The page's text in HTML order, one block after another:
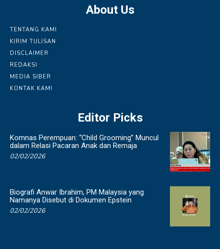
About Us
TENTANG KAMI
KIRIM TULISAN
DISCLAIMER
REDAKSI
MEDIA SIBER
KONTAK KAMI
Editor Picks
Komnas Perempuan: “Child Grooming” Muncul
dalam Relasi Pacaran Anak dan Remaja
02/02/2026
Biografi Anwar Ibrahim, PM Malaysia yang
Namanya Disebut di Dokumen Epstein
02/02/2026